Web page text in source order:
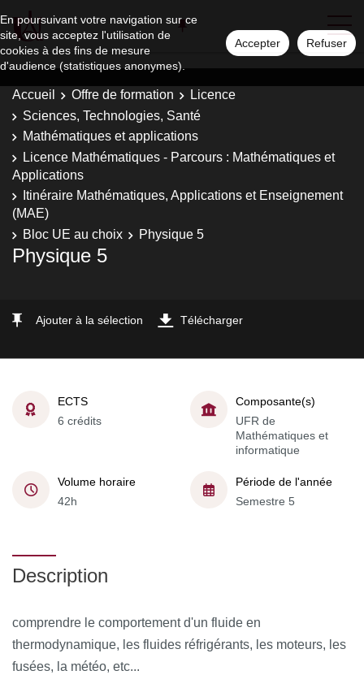
En poursuivant votre navigation sur ce
site, vous acceptez l'utilisation de
cookies à des fins de mesure
d'audience (statistiques anonymes).
Accepter Refuser
Accueil Offre de formation
Licence
Sciences, Technologies, Santé
Mathématiques et applications
Licence Mathématiques - Parcours : Mathématiques et
Applications
Itinéraire Mathématiques, Applications et Enseignement
(MAE)
Bloc UE au choix
Physique 5
Physique 5
Ajouter à la sélection Télécharger
ECTS
6 crédits
Composante(s)
UFR de
Mathématiques et
informatique
Volume horaire
42h
Période de l'année
Semestre 5
Description
comprendre le comportement d'un fluide en
thermodynamique, les fluides réfrigérants, les moteurs, les
fusées, la météo, etc...